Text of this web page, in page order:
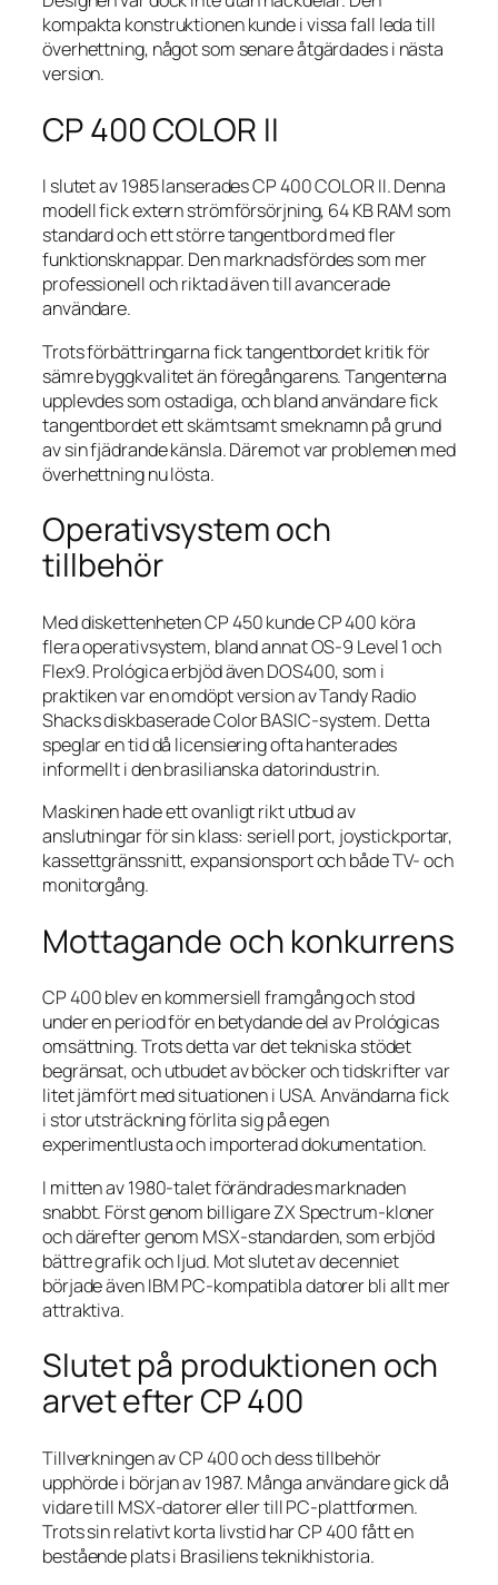
kompakta konstruktionen kunde i vissa fall leda till
överhettning, något som senare åtgärdades i nästa
version.
CP 400 COLOR II
I slutet av 1985 lanserades CP 400 COLOR II. Denna
modell fick extern strömförsörjning, 64 KB RAM som
standard och ett större tangentbord med fler
funktionsknappar. Den marknadsfördes som mer
professionell och riktad även till avancerade
användare.
Trots förbättringarna fick tangentbordet kritik för
sämre byggkvalitet än föregångarens. Tangenterna
upplevdes som ostadiga, och bland användare fick
tangentbordet ett skämtsamt smeknamn på grund
av sin fjädrande känsla. Däremot var problemen med
överhettning nu lösta.
Operativsystem och
tillbehör
Med diskettenheten CP 450 kunde CP 400 köra
flera operativsystem, bland annat OS-9 Level 1 och
Flex9. Prológica erbjöd även DOS400, som i
praktiken var en omdöpt version av Tandy Radio
Shacks diskbaserade Color BASIC-system. Detta
speglar en tid då licensiering ofta hanterades
informellt i den brasilianska datorindustrin.
Maskinen hade ett ovanligt rikt utbud av
anslutningar för sin klass: seriell port, joystickportar,
kassettgränssnitt, expansionsport och både TV- och
monitorgång.
Mottagande och konkurrens
CP 400 blev en kommersiell framgång och stod
under en period för en betydande del av Prológicas
omsättning. Trots detta var det tekniska stödet
begränsat, och utbudet av böcker och tidskrifter var
litet jämfört med situationen i USA. Användarna fick
i stor utsträckning förlita sig på egen
experimentlusta och importerad dokumentation.
I mitten av 1980-talet förändrades marknaden
snabbt. Först genom billigare ZX Spectrum-kloner
och därefter genom MSX-standarden, som erbjöd
bättre grafik och ljud. Mot slutet av decenniet
började även IBM PC-kompatibla datorer bli allt mer
attraktiva.
Slutet på produktionen och
arvet efter CP 400
Tillverkningen av CP 400 och dess tillbehör
upphörde i början av 1987. Många användare gick då
vidare till MSX-datorer eller till PC-plattformen.
Trots sin relativt korta livstid har CP 400 fått en
bestående plats i Brasiliens teknikhistoria.